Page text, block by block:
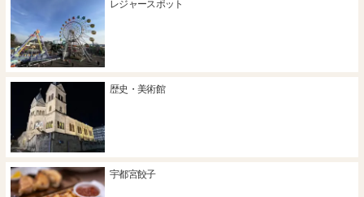
レジャースポット
歴史・美術館
宇都宮餃子